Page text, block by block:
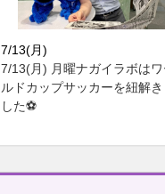
7/13(月)
7/13(月) 月曜ナガイラボは
ルドカップサッカーを紐解
した⚽